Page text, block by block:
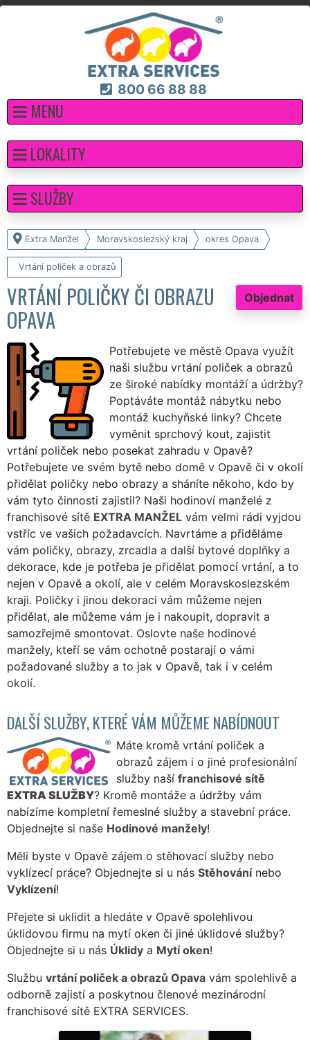
800 66 88 88
MENU
Extra Manžel Moravskoslezský kraj okres Opava
Vrtání poliček a obrazů
Objednat
VRTÁNÍ POLIČKY ČI OBRAZU
OPAVA
Potřebujete ve městě Opava využít
naši službu vrtání poliček a obrazů
ze široké nabídky montáží a údržby?
Poptáváte montáž nábytku nebo
montáž kuchyňské linky? Chcete
vyměnit sprchový kout, zajistit
vrtání poliček nebo posekat zahradu v Opavě?
Potřebujete ve svém bytě nebo domě v Opavě či v okolí
přidělat poličky nebo obrazy a sháníte někoho, kdo by
vám tyto činnosti zajistil? Naši hodinoví manželé z
franchisové sítě EXTRA MANŽEL vám velmi rádi vyjdou
vstříc ve vašich požadavcích. Navrtáme a přiděláme
vám poličky, obrazy, zrcadla a další bytové doplňky a
dekorace, kde je potřeba je přidělat pomocí vrtání, a to
nejen v Opavě a okolí, ale v celém Moravskoslezském
kraji. Poličky i jinou dekoraci vám můžeme nejen
přidělat, ale můžeme vám je i nakoupit, dopravit a
samozřejmě smontovat. Oslovte naše hodinové
manžely, kteří se vám ochotně postarají o vámi
požadované služby a to jak v Opavě, tak i v celém
okolí.
DALŠÍ SLUŽBY, KTERÉ VÁM MŮŽEME NABÍDNOUT
Máte kromě vrtání poliček a
obrazů zájem i o jiné profesionální
služby naší franchisové sítě
EXTRA SLUŽBY? Kromě montáže a údržby vám
nabízíme kompletní řemeslné služby a stavební práce.
Objednejte si naše Hodinové manžely!
Měli byste v Opavě zájem o stěhovací služby nebo
vyklízecí práce? Objednejte si u nás Stěhovánínebo
Vyklízení!
Přejete si uklidit a hledáte v Opavě spolehlivou
úklidovou firmu na mytí oken či jiné úklidové služby?
Objednejte si u nás Úklidy a Mytí oken!
Službu vrtání poliček a obrazů Opava vám spolehlivě a
odborně zajistí a poskytnou členové mezinárodní
franchisové sítě EXTRA SERVICES.
LOKALITY
SLUŽBY